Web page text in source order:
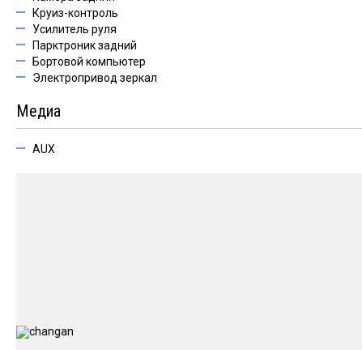
Круиз-контроль
Усилитель руля
Парктроник задний
Бортовой компьютер
Электропривод зеркал
Медиа
AUX